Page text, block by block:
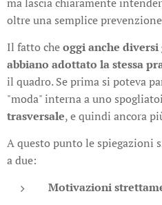
oltre una semplice
Il fatto cheoggi anche
abbiano adottato la stessa
il quadro. Se prima si poteva
"moda" interna a uno
trasversale, e quindi ancora
A questo punto le spiegazioni
a due:
Motivazioni